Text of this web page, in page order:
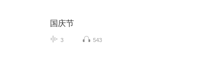
国庆节
3 543